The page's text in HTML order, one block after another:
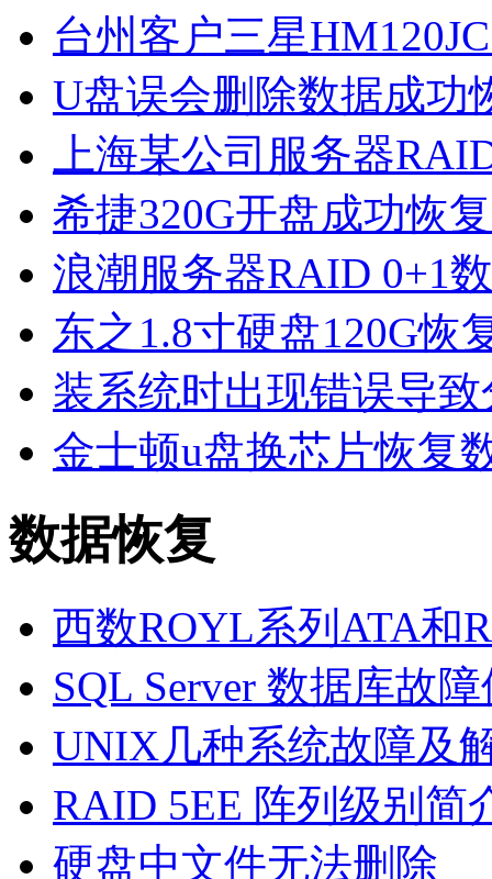
台州客户三星
U盘误会删除数据成功
上海某公司服务器
希捷320G开盘成功恢
浪潮服务器RAID 0+1
东之1.8寸硬盘120G恢
装系统时出现错误导
金士顿u盘换芯片恢复
数据恢复
西数ROYL系列ATA和
SQL Server 数据库故
UNIX几种系统故障及
RAID 5EE 阵列级别简
硬盘中文件无法删除